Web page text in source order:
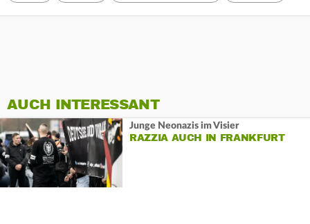
AUCH INTERESSANT
Junge Neonazis im Visier
RAZZIA AUCH IN FRANKFURT